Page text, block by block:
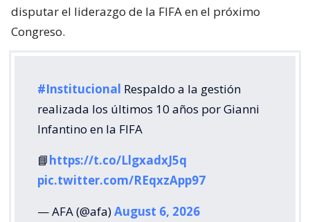
disputar el liderazgo de la FIFA en el próximo
Congreso.
#Institucional Respaldo a la gestión
realizada los últimos 10 años por Gianni
Infantino en la FIFA
📘https://t.co/LlgxadxJ5q
pic.twitter.com/REqxzApp97
— AFA (@afa)August 6, 2026